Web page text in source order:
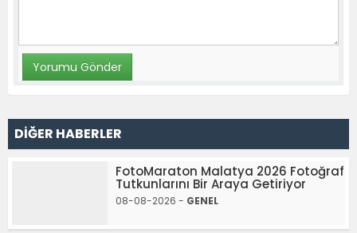
DİĞER HABERLER
FotoMaraton Malatya 2026 Fotoğraf
Tutkunlarını Bir Araya Getiriyor
08-08-2026 - GENEL